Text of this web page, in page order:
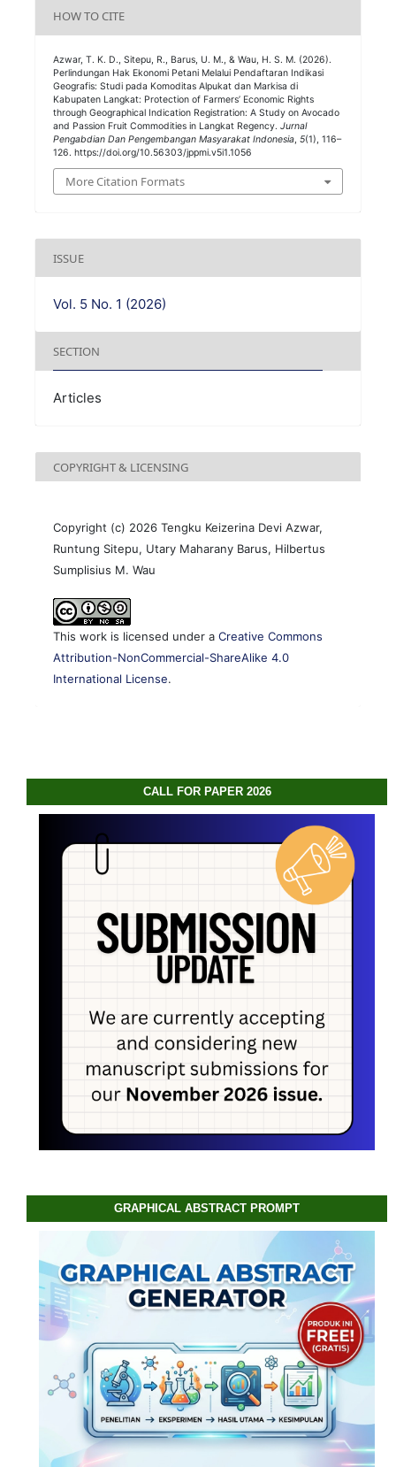
HOW TO CITE
Azwar, T. K. D., Sitepu, R., Barus, U. M., & Wau, H. S. M. (2026).
Perlindungan Hak Ekonomi Petani Melalui Pendaftaran Indikasi
Geografis: Studi pada Komoditas Alpukat dan Markisa di
Kabupaten Langkat: Protection of Farmers’ Economic Rights
through Geographical Indication Registration: A Study on Avocado
and Passion Fruit Commodities in Langkat Regency. Jurnal
Pengabdian Dan Pengembangan Masyarakat Indonesia 5(1), 116–
126. https://doi.org/10.56303/jppmi.v5i1.1056
More Citation Formats
ISSUE
Vol. 5 No. 1 (2026)
SECTION
Articles
COPYRIGHT & LICENSING
Copyright (c) 2026 Tengku Keizerina Devi Azwar,
Runtung Sitepu, Utary Maharany Barus, Hilbertus
Sumplisius M. Wau
This work is licensed under a Creative Commons
Attribution-NonCommercial-ShareAlike 4.0
International License.
CALL FOR PAPER 2026
GRAPHICAL ABSTRACT PROMPT